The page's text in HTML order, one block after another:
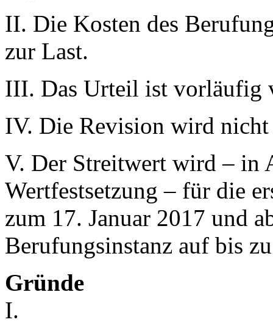
II. Die Kosten des
zur Last.
III. Das Urteil ist vorläufig
IV. Die Revision wird nicht
V. Der Streitwert wird – in
Wertfestsetzung – für die
zum 17. Januar 2017 und
Berufungsinstanz auf bis
Gründe
I.